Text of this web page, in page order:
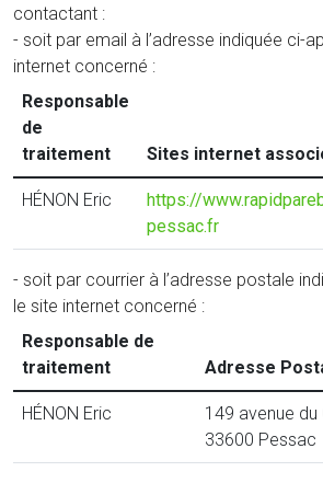
contactant :
- soit par email à l’adresse indiquée ci-
internet concerné :
Responsable
de
traitement
Sites internet
HÉNON Eric
https://
pessac.fr
- soit par courrier à l’adresse postale
le site internet concerné :
Responsable de
traitement
Adresse
HÉNON Eric
149 avenue
33600 Pessac